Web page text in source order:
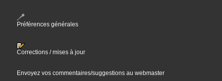
Préférences générales
Corrections / mises à jour
Envoyez vos commentaires/suggestions au webmaster